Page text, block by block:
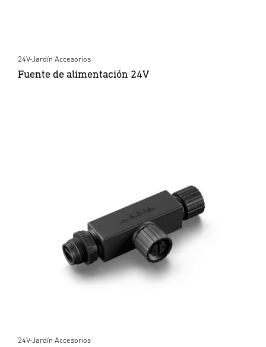
24V-Jardín Accesorios
Fuente de alimentación 24V
24V-Jardín Accesorios